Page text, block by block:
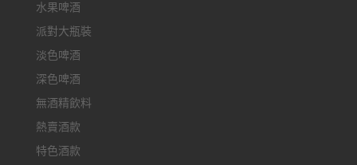
水果啤酒
派對大瓶裝
淡色啤酒
深色啤酒
無酒精飲料
熱賣酒款
特色酒款